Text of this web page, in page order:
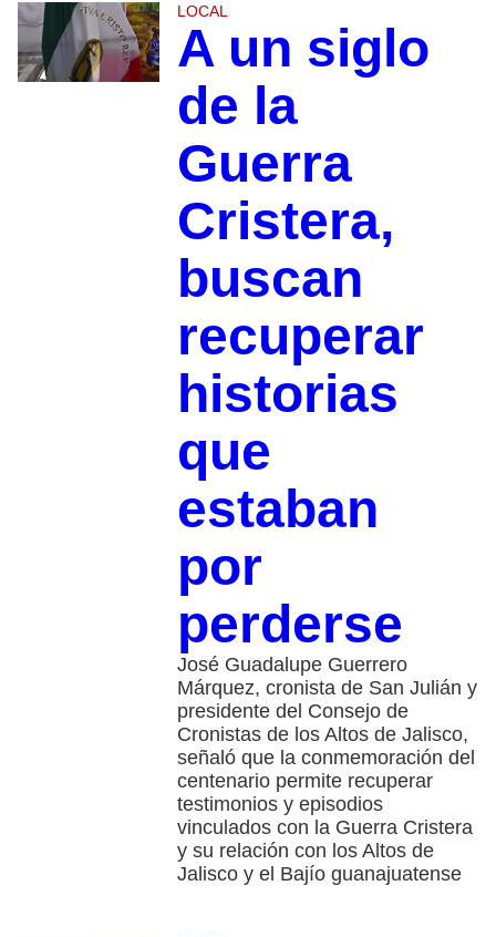
LOCAL
A un siglo
de la
Guerra
Cristera,
buscan
recuperar
historias
que
estaban
por
perderse
José Guadalupe Guerrero
Márquez, cronista de San Julián y
presidente del Consejo de
Cronistas de los Altos de Jalisco,
señaló que la conmemoración del
centenario permite recuperar
testimonios y episodios
vinculados con la Guerra Cristera
y su relación con los Altos de
Jalisco y el Bajío guanajuatense